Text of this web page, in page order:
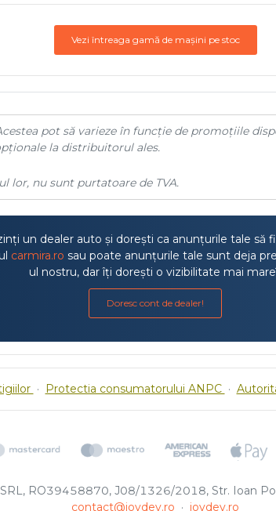
Vezi întreaga gamă de mașini pe stoc
pot să varieze în funcție de promoțiile
la distribuitorul ales.
lor, nu sunt purtatoare de TVA.
un dealer auto și dorești ca anunțurile tale să
carmira.ro sau poate anunțurile tale sunt deja
ul nostru, dar îți dorești o vizibilitate mai
Doresc cont de dealer!
· Protectia consumatorului ANPC ·
SRL, RO39458870, J08/1326/2018, Str. Ioan
contact@joydev.ro · joydev.ro